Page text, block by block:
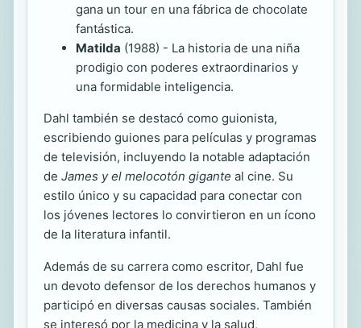
gana un tour en una fábrica de chocolate
fantástica.
Matilda (1988) - La historia de una niña
prodigio con poderes extraordinarios y
una formidable inteligencia.
Dahl también se destacó como guionista,
escribiendo guiones para películas y programas
de televisión, incluyendo la notable adaptación
de James y el melocotón gigante al cine. Su
estilo único y su capacidad para conectar con
los jóvenes lectores lo convirtieron en un ícono
de la literatura infantil.
Además de su carrera como escritor, Dahl fue
un devoto defensor de los derechos humanos y
participó en diversas causas sociales. También
se interesó por la medicina y la salud,